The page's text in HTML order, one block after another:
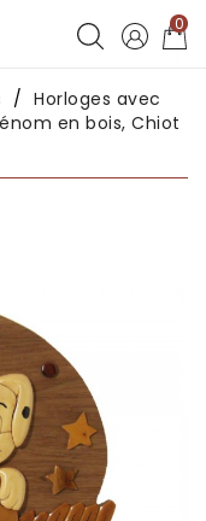
0
Horloges avec
en bois, Chiot